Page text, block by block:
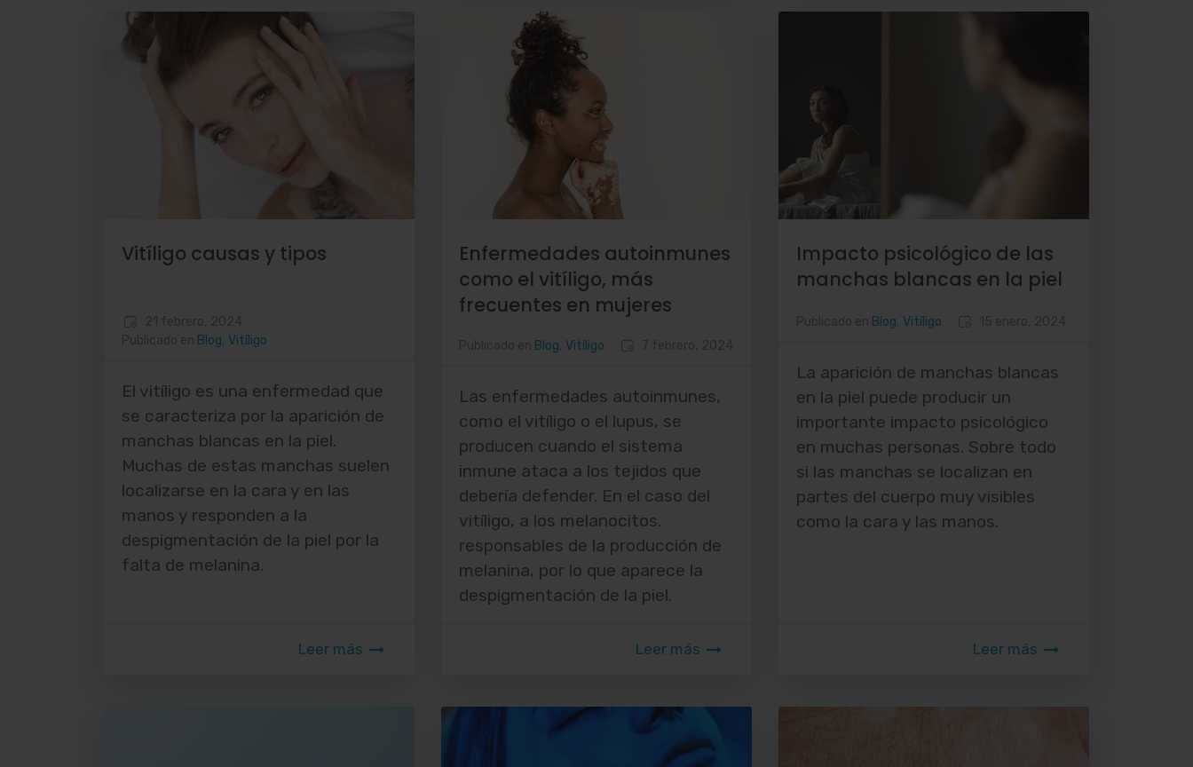
Vitíligo causas y tipos
Blog Vitíligo
El vitíligo es una enfermedad que
se caracteriza por la aparición de
manchas blancas en la piel.
Muchas de estas manchas suelen
localizarse en la cara y en las
manos y responden a la
despigmentación de la piel por la
falta de melanina.
Leer más
Enfermedades autoinmunes
como el vitíligo, más
frecuentes en mujeres
Blog Vitíligo
Las enfermedades autoinmunes,
como el vitíligo o el lupus, se
producen cuando el sistema
inmune ataca a los tejidos que
debería defender. En el caso del
vitíligo, a los melanocitos.
responsables de la producción de
melanina, por lo que aparece la
despigmentación de la piel.
Leer más
Impacto psicológico de las
manchas blancas en la piel
Blog Vitíligo
La aparición de manchas blancas
en la piel puede producir un
importante impacto psicológico
en muchas personas. Sobre todo
si las manchas se localizan en
partes del cuerpo muy visibles
como la cara y las manos.
Leer más